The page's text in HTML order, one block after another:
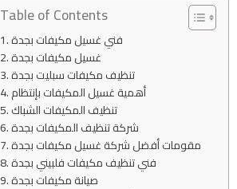
Table of Contents
فني غسيل مكيفات بجدة
غسيل مكيفات بجدة
تنظيف مكيفات سبليت بجدة
أهمية غسيل المكيفات بإنتظام
تنظيف المكيفات الشباك
شركة تنظيف المكيفات بجدة
مقومات أفضل شركة غسيل مكيفات بجدة
فني تنظيف مكيفات فلبيني بجدة
صيانة مكيفات بجدة